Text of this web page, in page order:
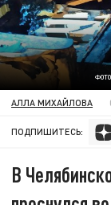
АЛЛА МИХАЙЛОВА
ПОДПИШИТЕСЬ:
В